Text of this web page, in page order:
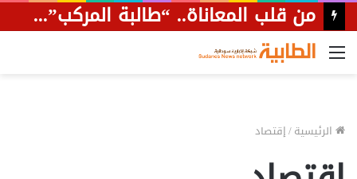
من قلب المعاناة.. “طالبة المركب” تحصد المركز الأول بالمجموع الكامل في نهر النيل
القائمة
الرئيسية/إقتصاد